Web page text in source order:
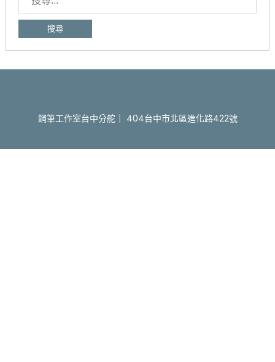
關
鋼筆工作室台中分舵｜ 404台中市北區進化路422號